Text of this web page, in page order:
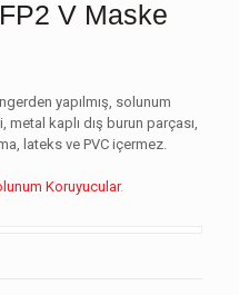
V Maske
yapılmış, solunum
metal kaplı dış burun parçası,
lateks ve PVC içermez.
Koruyucular.